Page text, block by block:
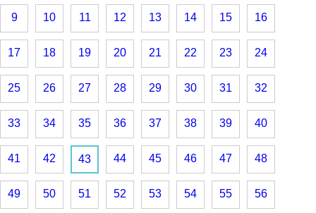
9 10 11 12 13 14 15 16
17 18 19 20 21 22 23 24
25 26 27 28 29 30 31 32
33 34 35 36 37 38 39 40
41 42 43 44 45 46 47 48
49 50 51 52 53 54 55 56